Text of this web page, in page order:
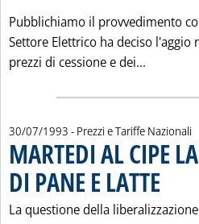
Pubblichiamo il provvedimento
Settore Elettrico ha deciso
prezzi di cessione e dei...
30/07/1993 - Prezzi e Tariffe Nazionali
MARTEDI AL CIPE
DI PANE E LATTE
La questione della